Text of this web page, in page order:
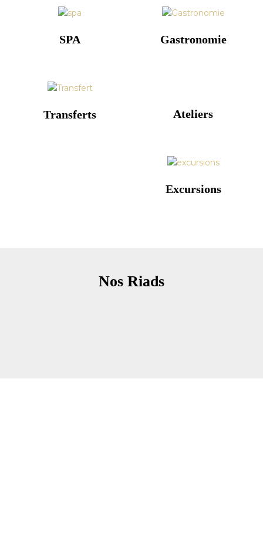
SPA Gastronomie
Transferts Ateliers
Excursions
Nos Riads